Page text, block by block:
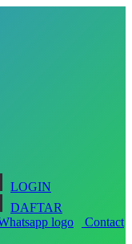
LOGIN
DAFTAR
Contact